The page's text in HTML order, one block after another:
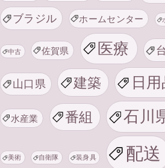
ブラジル ホームセンター
中古 佐賀県 医療
山口県 建築 日用
水産業 番組 石川
美術 自衛隊 装身具 配送